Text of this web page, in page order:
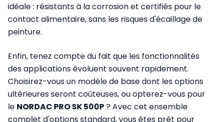
idéale : résistants à la corrosion et certifiés pour le
contact alimentaire, sans les risques d'écaillage de
peinture.
Enfin, tenez compte du fait que les fonctionnalités
des applications évoluent souvent rapidement.
Choisirez-vous un modèle de base dont les options
ultérieures seront coûteuses, ou opterez-vous pour
le NORDAC PRO SK 500P? Avec cet ensemble
complet d'options standard, vous êtes prêt pour